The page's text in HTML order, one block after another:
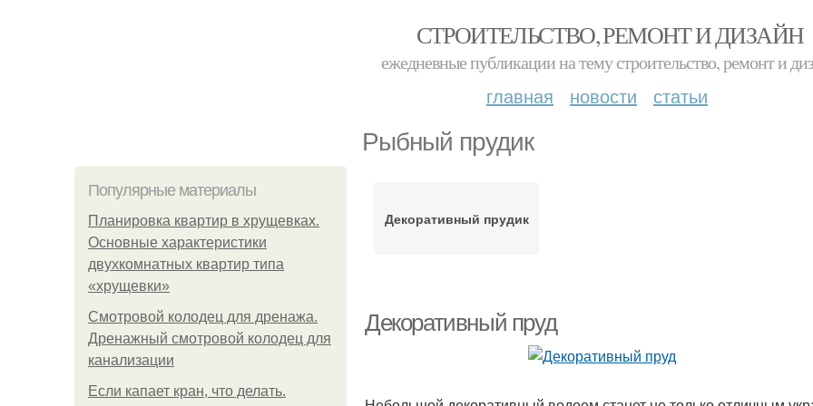
СТРОИТЕЛЬСТВО, РЕМОНТ И ДИЗАЙН
ежедневные публикации на тему строительство, ремонт и
главная новости статьи
Рыбный прудик
Популярные материалы
Планировка квартир в хрущевках.
Основные характеристики
двухкомнатных квартир типа
«хрущевки»
Смотровой колодец для дренажа.
Дренажный смотровой колодец для
канализации
Если капает кран, что делать.
Декоративный прудик
Декоративный пруд